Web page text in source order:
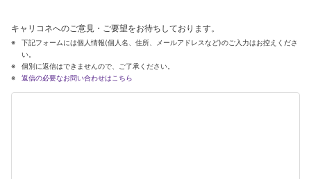
キャリコネへのご意見・ご要望をお待ちしております。
下記フォームには個人情報(個人名、住所、メールアドレスなど)のご入力はお控えくださ
い。
個別に返信はできませんので、ご了承ください。
返信の必要なお問い合わせはこちら